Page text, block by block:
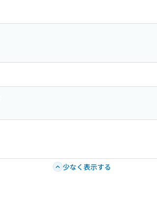
少なく表示する